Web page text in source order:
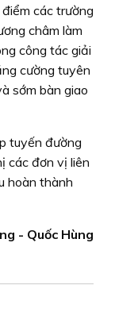
các trường
châm làm
công tác giải
cường tuyên
sớm bàn giao
tuyến đường
các đơn vị liên
hoàn thành
- Quốc Hùng